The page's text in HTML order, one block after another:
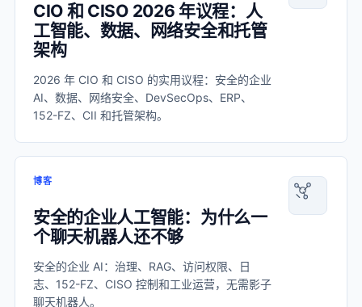
CIO 和 CISO 2026 年议程：人
工智能、数据、网络安全和托管
架构
2026 年 CIO 和 CISO 的实用议程：安全的企业
AI、数据、网络安全、DevSecOps、ERP、
152-FZ、CII 和托管架构。
博客
安全的企业人工智能：为什么一
个聊天机器人还不够
安全的企业 AI：治理、RAG、访问权限、日
志、152-FZ、CISO 控制和工业运营，无需影子
聊天机器人。